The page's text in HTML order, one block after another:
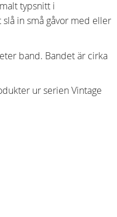
typsnitt i
in små gåvor med eller
band. Bandet är cirka
ur serien Vintage